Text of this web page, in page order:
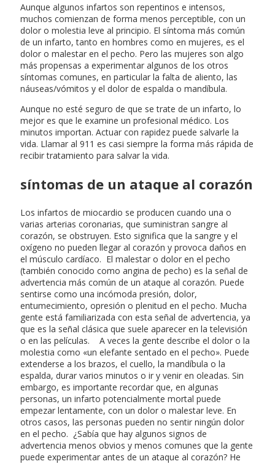
Aunque algunos infartos son repentinos e intensos,
muchos comienzan de forma menos perceptible, con un
dolor o molestia leve al principio. El síntoma más común
de un infarto, tanto en hombres como en mujeres, es el
dolor o malestar en el pecho. Pero las mujeres son algo
más propensas a experimentar algunos de los otros
síntomas comunes, en particular la falta de aliento, las
náuseas/vómitos y el dolor de espalda o mandíbula.
Aunque no esté seguro de que se trate de un infarto, lo
mejor es que le examine un profesional médico. Los
minutos importan. Actuar con rapidez puede salvarle la
vida. Llamar al 911 es casi siempre la forma más rápida de
recibir tratamiento para salvar la vida.
síntomas de un ataque al corazón
Los infartos de miocardio se producen cuando una o
varias arterias coronarias, que suministran sangre al
corazón, se obstruyen. Esto significa que la sangre y el
oxígeno no pueden llegar al corazón y provoca daños en
el músculo cardíaco. El malestar o dolor en el pecho
(también conocido como angina de pecho) es la señal de
advertencia más común de un ataque al corazón. Puede
sentirse como una incómoda presión, dolor,
entumecimiento, opresión o plenitud en el pecho. Mucha
gente está familiarizada con esta señal de advertencia, ya
que es la señal clásica que suele aparecer en la televisión
o en las películas. A veces la gente describe el dolor o la
molestia como «un elefante sentado en el pecho». Puede
extenderse a los brazos, el cuello, la mandíbula o la
espalda, durar varios minutos o ir y venir en oleadas. Sin
embargo, es importante recordar que, en algunas
personas, un infarto potencialmente mortal puede
empezar lentamente, con un dolor o malestar leve. En
otros casos, las personas pueden no sentir ningún dolor
en el pecho. ¿Sabía que hay algunos signos de
advertencia menos obvios y menos comunes que la gente
puede experimentar antes de un ataque al corazón? He